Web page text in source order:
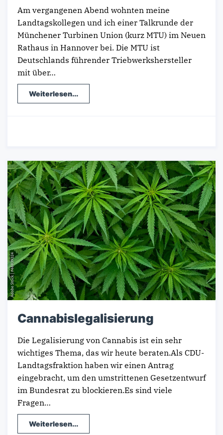
Am vergangenen Abend wohnten meine
Landtagskollegen und ich einer Talkrunde der
Münchener Turbinen Union (kurz MTU) im Neuen
Rathaus in Hannover bei. Die MTU ist
Deutschlands führender Triebwerkshersteller
mit über…
Weiterlesen...
Cannabislegalisierung
Die Legalisierung von Cannabis ist ein sehr
wichtiges Thema, das wir heute beraten.Als CDU-
Landtagsfraktion haben wir einen Antrag
eingebracht, um den umstrittenen Gesetzentwurf
im Bundesrat zu blockieren.Es sind viele
Fragen…
Weiterlesen...